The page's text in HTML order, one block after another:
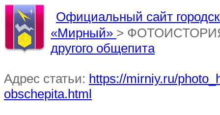
Официальный сайт
«Мирный» >
другого общепита
Адрес статьи: https://mirniy.ru/
obschepita.html